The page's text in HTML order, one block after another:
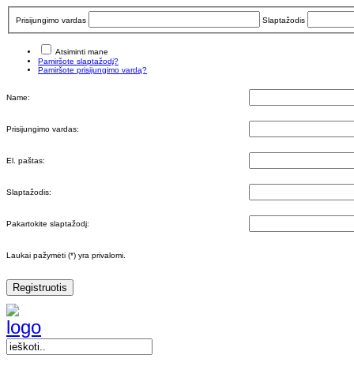
Prisijungimo vardas Slaptažodis
Atsiminti mane
Pamiršote slaptažodį?
Pamiršote prisijungimo vardą?
Name:
Prisijungimo vardas:
El. paštas:
Slaptažodis:
Pakartokite slaptažodį:
Laukai pažymėti (*) yra privalomi.
Registruotis